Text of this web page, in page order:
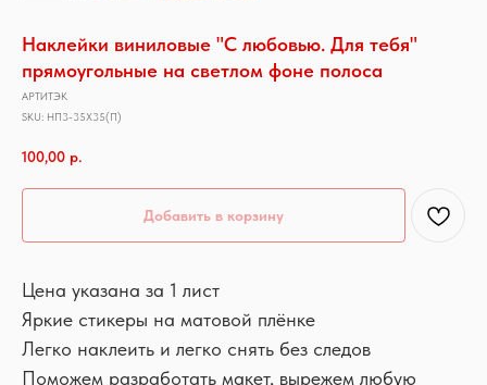
Наклейки виниловые "С любовью. Для тебя"
прямоугольные на светлом фоне полоса
АРТИТЭК
SKU: НП3-35Х35(П)
100,00 р.
Добавить в корзину
Цена указана за 1 лист
Яркие стикеры на матовой плёнке
Легко наклеить и легко снять без следов
Поможем разработать макет, вырежем любую